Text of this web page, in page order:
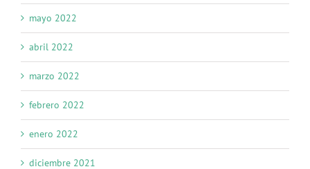
mayo 2022
abril 2022
marzo 2022
febrero 2022
enero 2022
diciembre 2021